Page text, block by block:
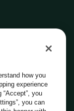
how you
experience
you
you can